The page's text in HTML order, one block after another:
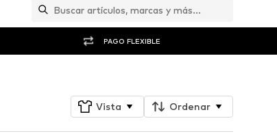
PAGO FLEXIBLE
Vista Ordenar